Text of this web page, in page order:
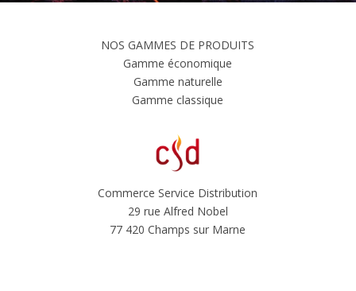
NOS GAMMES DE PRODUITS
Gamme économique
Gamme naturelle
Gamme classique
Commerce Service Distribution
29 rue Alfred Nobel
77 420 Champs sur Marne